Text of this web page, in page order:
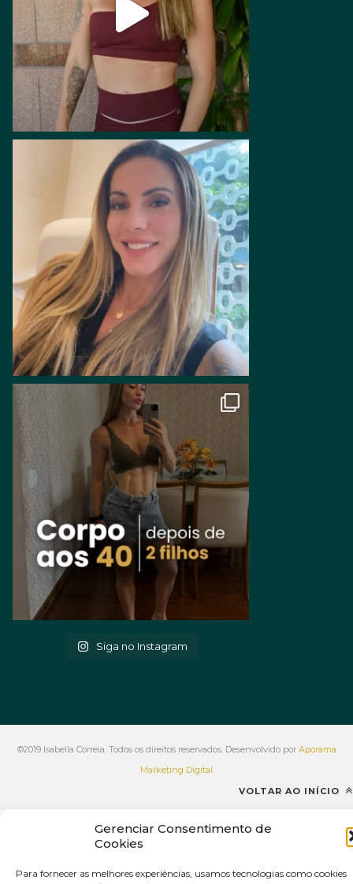
Gerenciar Consentimento de
Cookies
Para fornecer as melhores experiências, usamos tecnologias como cookies
Siga no Instagram
©2019 Isabella Correia. Todos os direitos reservados. Desenvolvido por Aporama
Marketing Digital
VOLTAR AO INÍCIO